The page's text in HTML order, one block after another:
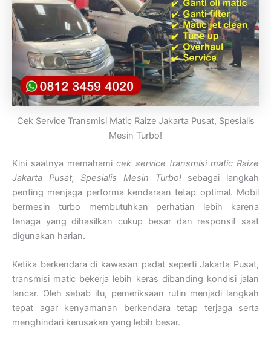
Cek Service Transmisi Matic Raize Jakarta Pusat, Spesialis
Mesin Turbo!
Kini saatnya memahamicek service transmisi matic Raize
Jakarta Pusat, Spesialis Mesin Turbo!sebagai langkah
penting menjaga performa kendaraan tetap optimal. Mobil
bermesin turbo membutuhkan perhatian lebih karena
tenaga yang dihasilkan cukup besar dan responsif saat
digunakan harian.
Ketika berkendara di kawasan padat seperti Jakarta Pusat,
transmisi matic bekerja lebih keras dibanding kondisi jalan
lancar. Oleh sebab itu, pemeriksaan rutin menjadi langkah
tepat agar kenyamanan berkendara tetap terjaga serta
menghindari kerusakan yang lebih besar.